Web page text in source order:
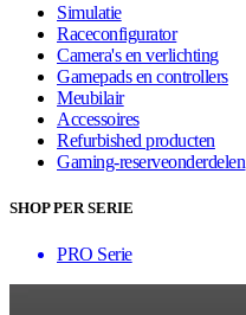
Simulatie
Raceconfigurator
Camera's en verlichting
Gamepads en controllers
Meubilair
Accessoires
Refurbished producten
Gaming-reserveonderdelen
SHOP PER SERIE
PRO Serie